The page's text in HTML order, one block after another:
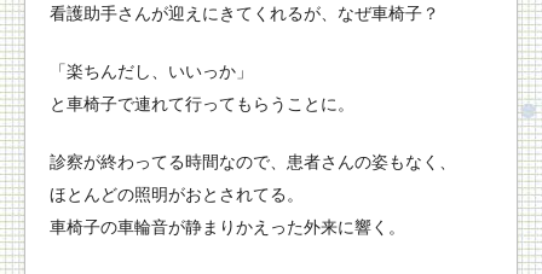
看護助手さんが迎えにきてくれるが、なぜ車椅子？
「楽ちんだし、いいっか」
と車椅子で連れて行ってもらうことに。
診察が終わってる時間なので、患者さんの姿もなく、
ほとんどの照明がおとされてる。
車椅子の車輪音が静まりかえった外来に響く。